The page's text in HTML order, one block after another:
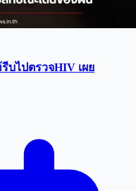
บไปตรวจHIV เผย